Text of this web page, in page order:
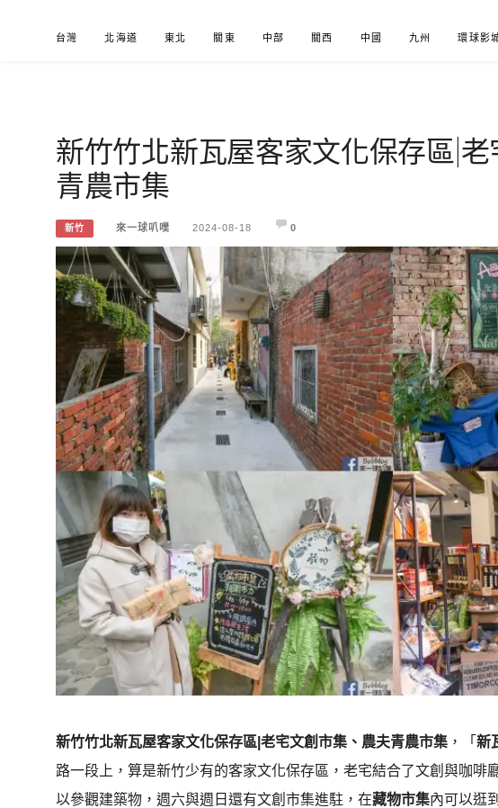
台灣 北海道 東北 關東 中部 關西 中國 九州 環球影
來一球叭噗
分享日本自助部落格
新竹竹北新瓦屋客家文化保存區|
青農市集
新竹 來一球叭噗 2024-08-18 0
新竹竹北新瓦屋客家文化保存區|老宅文創市集、農夫青農市集 ，「 新
路一段上，算是新竹少有的客家文化保存區，老宅結合了文創與咖啡
以參觀建築物，週六與週日還有文創市集進駐，在藏物市集內可以逛